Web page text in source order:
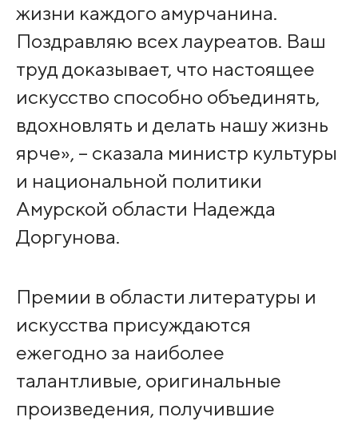
жизни каждого амурчанина.
Поздравляю всех лауреатов. Ваш
труд доказывает, что настоящее
искусство способно объединять,
вдохновлять и делать нашу жизнь
ярче», – сказала министр культуры
и национальной политики
Амурской области Надежда
Доргунова.
Премии в области литературы и
искусства присуждаются
ежегодно за наиболее
талантливые, оригинальные
произведения, получившие